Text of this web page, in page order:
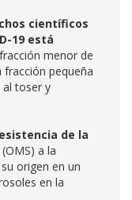
científicos
19 está
menor de
pequeña
toser y
de la
(OMS) a la
origen en un
en la